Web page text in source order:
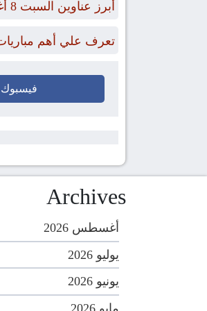
أبرز عناوين السبت 8 أغسطس 2026
تعرف علي أهم مباريات اليوم السبت 8
فيسبوك
Archives
أغسطس 2026
يوليو 2026
يونيو 2026
مايو 2026